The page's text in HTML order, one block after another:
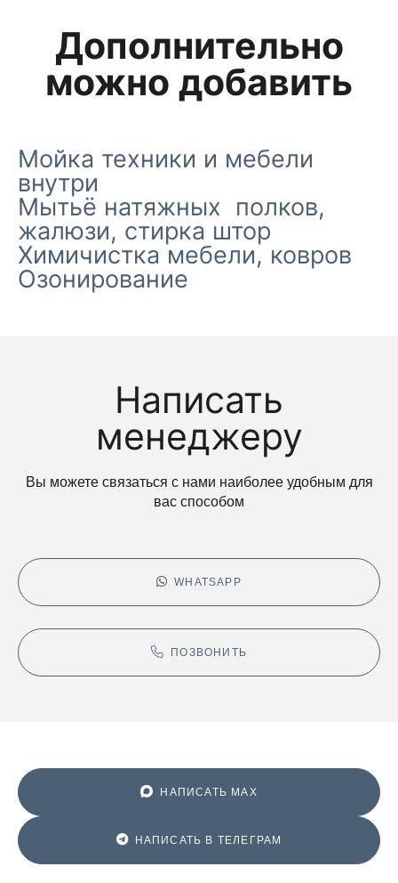
Дополнительно
можно добавить
Мойка техники и мебели
внутри
Мытьё натяжных полков,
жалюзи, стирка штор
Химичистка мебели, ковров
Озонирование
Написать
менеджеру
Вы можете связаться с нами наиболее удобным для
вас способом
WHATSAPP
ПОЗВОНИТЬ
НАПИСАТЬ MAX
НАПИСАТЬ В ТЕЛЕГРАМ